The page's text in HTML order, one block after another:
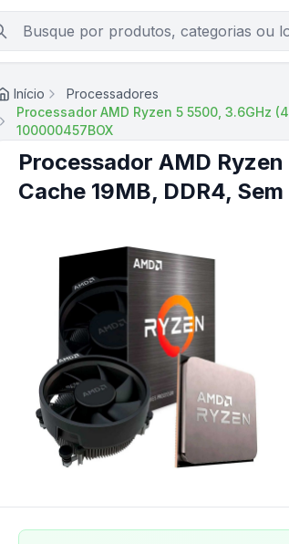
Início
Processadores
Processador AMD Ryzen 5 5500, 3.6GHz
100000457BOX
Processador AMD
Cache 19MB, DDR4,